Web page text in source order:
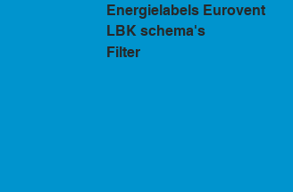
Energielabels Eurovent
LBK schema's
Filter